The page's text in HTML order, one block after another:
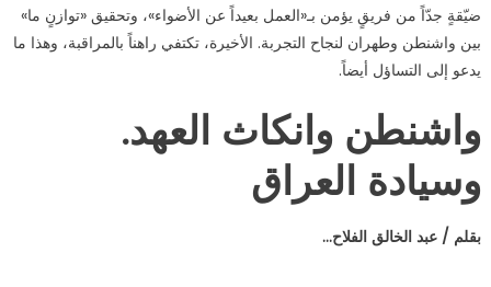
ضيّقةٍ جدّاً من فريقٍ يؤمن بـ«العمل بعيداً عن الأضواء»، وتحقيق «توازنٍ ما»
بين واشنطن وطهران لنجاح التجربة. الأخيرة، تكتفي راهناً بالمراقبة، وهذا ما
يدعو إلى التساؤل أيضاً.
واشنطن وانكاث العهد.
وسيادة العراق
بقلم / عبد الخالق الفلاح…